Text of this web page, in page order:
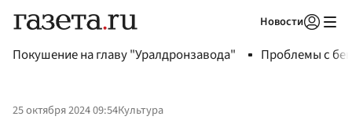
Новости
Покушение на главу "Уралдронзавода" Проблемы с
25 октября 2024 09:54Культура